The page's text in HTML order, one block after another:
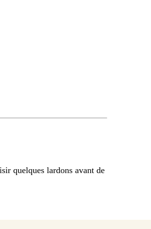
quelques lardons avant de